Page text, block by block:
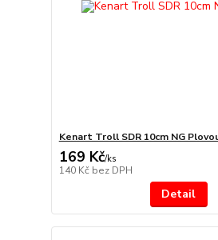
Kenart Troll SDR 10cm NG
169 Kč/ks
140 Kč bez DPH
Detail